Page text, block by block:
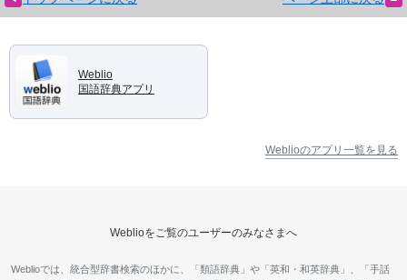
Weblio
国語辞典アプリ
Weblioのアプリ一覧を見る
Weblioをご覧のユーザーのみなさまへ
Weblioでは、統合型辞書検索のほかに、「類語辞典」や「英和・和英辞典」、「手話